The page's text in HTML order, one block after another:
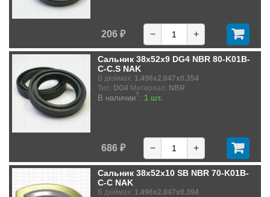
206 ₽ − +
Сальник 38x52x9 DG4 NBR 80-K01B-
C-C.S NAK
В дюймах: 1.496x2.047x0.354
Тип: DG4 Материал: NBR
В наличии?: 1 шт.
686 ₽ − +
Сальник 38x52x10 SB NBR 70-K01B-
C-C NAK
В дюймах: 1.496x2.047x0.394